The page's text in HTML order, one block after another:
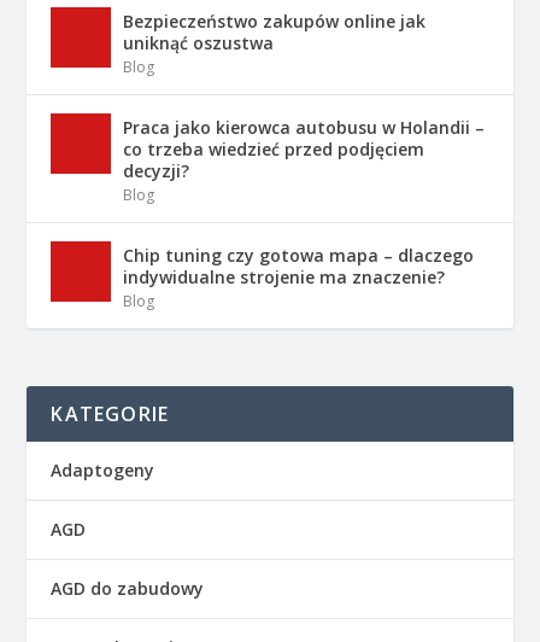
Bezpieczeństwo zakupów online jak
uniknąć oszustwa
Blog
Praca jako kierowca autobusu w Holandii –
co trzeba wiedzieć przed podjęciem
decyzji?
Blog
Chip tuning czy gotowa mapa – dlaczego
indywidualne strojenie ma znaczenie?
Blog
KATEGORIE
Adaptogeny
AGD
AGD do zabudowy